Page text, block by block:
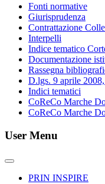
Fonti normative
Giurisprudenza
Contrattazione
Interpelli
Indice tematico
Documentazione
Rassegna
D.lgs. 9 aprile 2008,
Indici tematici
CoReCo Marche
CoReCo Marche
User Menu
PRIN INSPIRE